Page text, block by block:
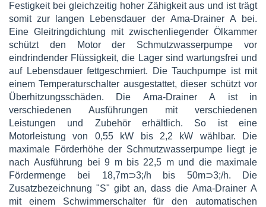
Festigkeit bei gleichzeitig hoher Zähigkeit aus und ist trägt
somit zur langen Lebensdauer der Ama-Drainer A bei.
Eine Gleitringdichtung mit zwischenliegender Ölkammer
schützt den Motor der Schmutzwasserpumpe vor
eindrindender Flüssigkeit, die Lager sind wartungsfrei und
auf Lebensdauer fettgeschmiert. Die Tauchpumpe ist mit
einem Temperaturschalter ausgestattet, dieser schützt vor
Überhitzungsschäden. Die Ama-Drainer A ist in
verschiedenen Ausführungen mit verschiedenen
Leistungen und Zubehör erhältlich. So ist eine
Motorleistung von 0,55 kW bis 2,2 kW wählbar. Die
maximale Förderhöhe der Schmutzwasserpumpe liegt je
nach Ausführung bei 9 m bis 22,5 m und die maximale
Fördermenge bei 18,7m⊃3;/h bis 50m⊃3;/h. Die
Zusatzbezeichnung "S" gibt an, dass die Ama-Drainer A
mit einem Schwimmerschalter für den automatischen